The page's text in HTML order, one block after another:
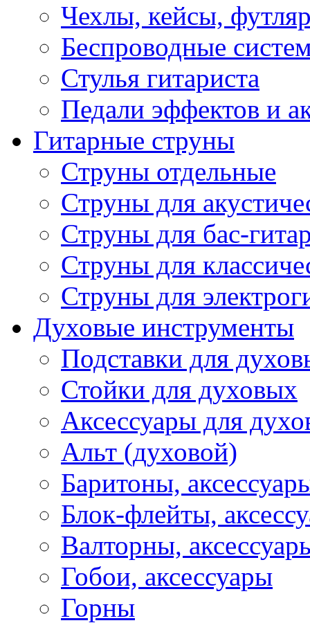
Чехлы, кейсы,
Беспроводные
Стулья гитариста
Педали эффектов и
Гитарные струны
Струны отдельные
Струны для
Струны для бас-
Струны для
Струны для
Духовые инструменты
Подставки для
Стойки для духовых
Аксессуары для
Альт (духовой)
Баритоны,
Блок-флейты,
Валторны,
Гобои, аксессуары
Горны